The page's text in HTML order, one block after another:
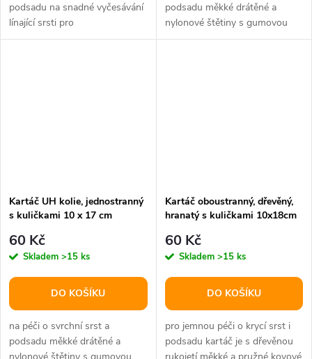
podsadu na snadné vyčesávání
línající srsti pro
krátké/rovné/hladké i drátěné
podsadu měkké drátěné a
nylonové štětiny s gumovou
rukojetí vhodný na...
Kartáč UH kolie, jednostranný
s kuličkami 10 x 17 cm
60 Kč
Skladem >15 ks
DO KOŠÍKU
na péči o svrchní srst a
podsadu měkké drátěné a
Kartáč oboustranný, dřevěný,
hranatý s kuličkami 10x18cm
60 Kč
Skladem >15 ks
DO KOŠÍKU
pro jemnou péči o krycí srst i
podsadu kartáč je s dřevěnou